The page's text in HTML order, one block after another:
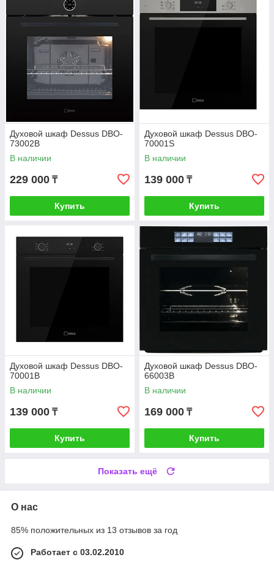
Духовой шкаф Dessus DBO-
73002B
В наличии
229 000 ₸
Купить
Духовой шкаф Dessus DBO-
70001S
В наличии
139 000 ₸
Купить
Духовой шкаф Dessus DBO-
70001B
В наличии
139 000 ₸
Купить
Духовой шкаф Dessus DBO-
66003B
В наличии
169 000 ₸
Купить
Показать ещё
О нас
85% положительных из 13 отзывов за год
Работает с 03.02.2010